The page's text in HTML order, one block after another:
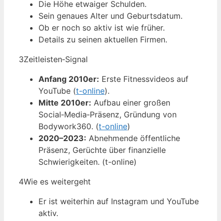
Die Höhe etwaiger Schulden.
Sein genaues Alter und Geburtsdatum.
Ob er noch so aktiv ist wie früher.
Details zu seinen aktuellen Firmen.
3Zeitleisten‑Signal
Anfang 2010er: Erste Fitnessvideos auf
YouTube (t-online).
Mitte 2010er: Aufbau einer großen
Social‑Media‑Präsenz, Gründung von
Bodywork360. (t-online)
2020–2023: Abnehmende öffentliche
Präsenz, Gerüchte über finanzielle
Schwierigkeiten. (t-online)
4Wie es weitergeht
Er ist weiterhin auf Instagram und YouTube
aktiv.